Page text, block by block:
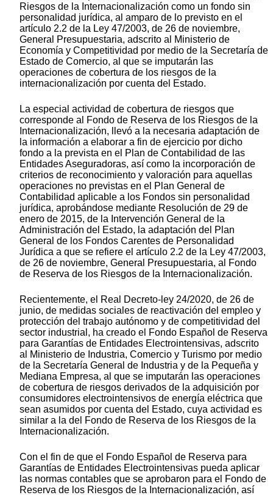
Riesgos de la Internacionalización como un fondo sin
personalidad jurídica, al amparo de lo previsto en el
artículo 2.2 de la Ley 47/2003, de 26 de noviembre,
General Presupuestaria, adscrito al Ministerio de
Economía y Competitividad por medio de la Secretaría de
Estado de Comercio, al que se imputarán las
operaciones de cobertura de los riesgos de la
internacionalización por cuenta del Estado.
La especial actividad de cobertura de riesgos que
corresponde al Fondo de Reserva de los Riesgos de la
Internacionalización, llevó a la necesaria adaptación de
la información a elaborar a fin de ejercicio por dicho
fondo a la prevista en el Plan de Contabilidad de las
Entidades Aseguradoras, así como la incorporación de
criterios de reconocimiento y valoración para aquellas
operaciones no previstas en el Plan General de
Contabilidad aplicable a los Fondos sin personalidad
jurídica, aprobándose mediante Resolución de 29 de
enero de 2015, de la Intervención General de la
Administración del Estado, la adaptación del Plan
General de los Fondos Carentes de Personalidad
Jurídica a que se refiere el artículo 2.2 de la Ley 47/2003,
de 26 de noviembre, General Presupuestaria, al Fondo
de Reserva de los Riesgos de la Internacionalización.
Recientemente, el Real Decreto-ley 24/2020, de 26 de
junio, de medidas sociales de reactivación del empleo y
protección del trabajo autónomo y de competitividad del
sector industrial, ha creado el Fondo Español de Reserva
para Garantías de Entidades Electrointensivas, adscrito
al Ministerio de Industria, Comercio y Turismo por medio
de la Secretaría General de Industria y de la Pequeña y
Mediana Empresa, al que se imputarán las operaciones
de cobertura de riesgos derivados de la adquisición por
consumidores electrointensivos de energía eléctrica que
sean asumidos por cuenta del Estado, cuya actividad es
similar a la del Fondo de Reserva de los Riesgos de la
Internacionalización.
Con el fin de que el Fondo Español de Reserva para
Garantías de Entidades Electrointensivas pueda aplicar
las normas contables que se aprobaron para el Fondo de
Reserva de los Riesgos de la Internacionalización, así